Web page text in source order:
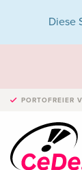
Diese
PORTOFREIER